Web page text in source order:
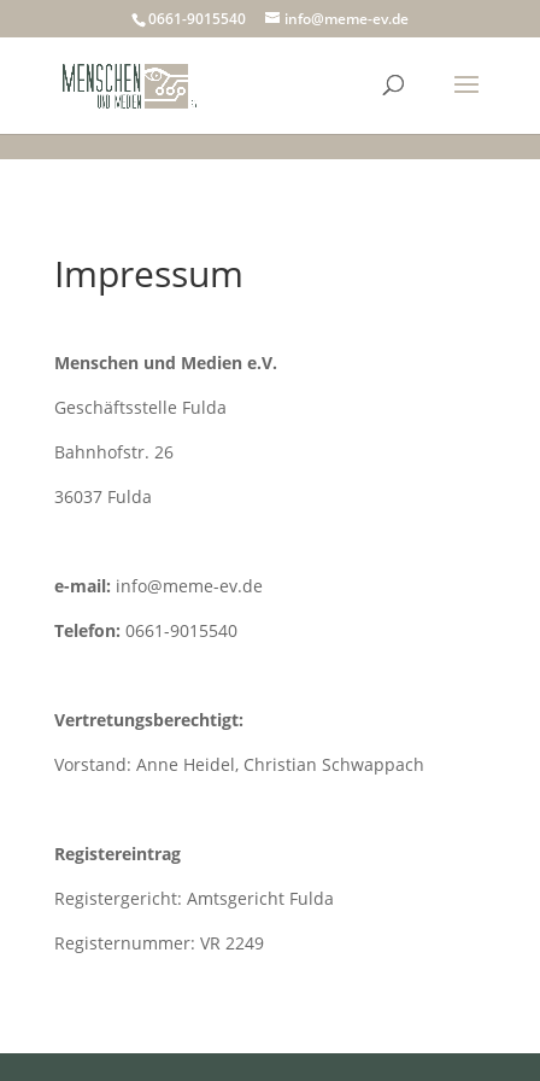
Mastodon Mastodon Mastodon Mastodon
0661-9015540 info@meme-ev.de
Impressum
Menschen und Medien e.V.
Geschäftsstelle Fulda
Bahnhofstr. 26
36037 Fulda
e-mail: info@meme-ev.de
Telefon: 0661-9015540
Vertretungsberechtigt:
Vorstand: Anne Heidel, Christian Schwappach
Registereintrag
Registergericht: Amtsgericht Fulda
Registernummer: VR 2249